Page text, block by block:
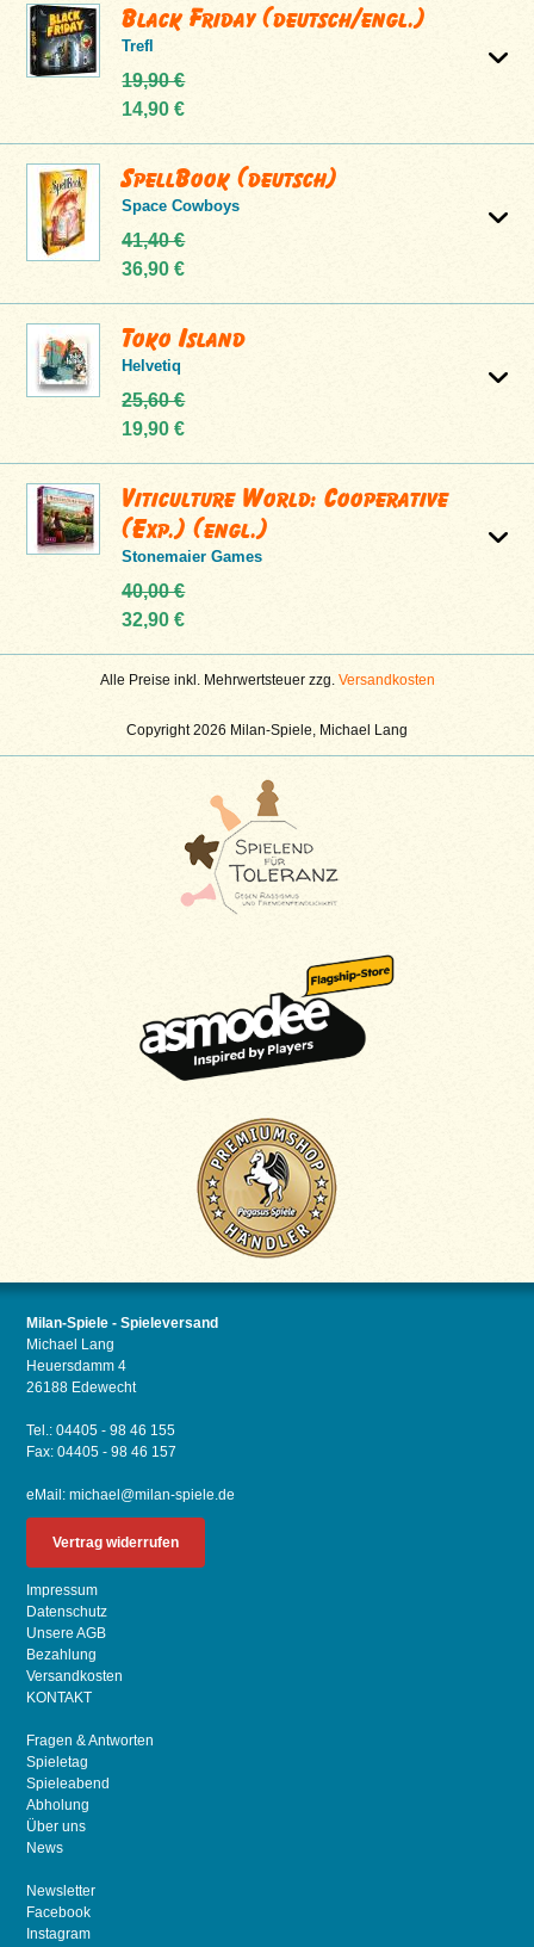
Copyright 2026 Milan-Spiele, Michael Lang
Black Friday (deutsch/engl.)
Trefl
19,90 €
14,90 €
SpellBook (deutsch)
Space Cowboys
41,40 €
36,90 €
Toko Island
Helvetiq
25,60 €
19,90 €
Viticulture World: Cooperative
(Exp.) (engl.)
Stonemaier Games
40,00 €
32,90 €
Alle Preise inkl. Mehrwertsteuer zzg. Versandkosten
Milan-Spiele - Spieleversand
Michael Lang
Heuersdamm 4
26188 Edewecht
Tel.: 04405 - 98 46 155
Fax: 04405 - 98 46 157
eMail:michael@milan-spiele.de
Vertrag widerrufen
Impressum
Datenschutz
Unsere AGB
Bezahlung
Versandkosten
KONTAKT
Fragen & Antworten
Spieletag
Spieleabend
Abholung
Über uns
News
Newsletter
Facebook
Instagram